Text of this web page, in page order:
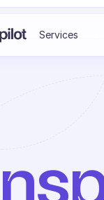
Services